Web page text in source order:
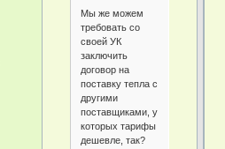
Мы же можем
требовать со
своей УК
заключить
договор на
поставку тепла с
другими
поставщиками, у
которых тарифы
дешевле, так?